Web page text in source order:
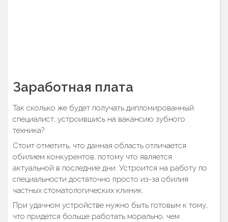
Заработная плата
Так сколько же будет получать дипломированный
специалист, устроившись на вакансию зубного
техника?
Стоит отметить, что данная область отличается
обилием конкурентов, потому что является
актуальной в последние дни. Устроится на работу по
специальности достаточно просто из-за обилия
частных стоматологических клиник.
При удачном устройстве нужно быть готовым к тому,
что придется больше работать морально, чем